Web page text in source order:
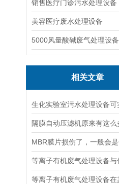
销售医疗门诊污水处理设备
美容医疗废水处理设备
5000风量酸碱废气处理设备
相关文章